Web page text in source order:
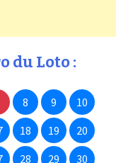
du Loto :
8 9
10
18 19
20
28 29
30